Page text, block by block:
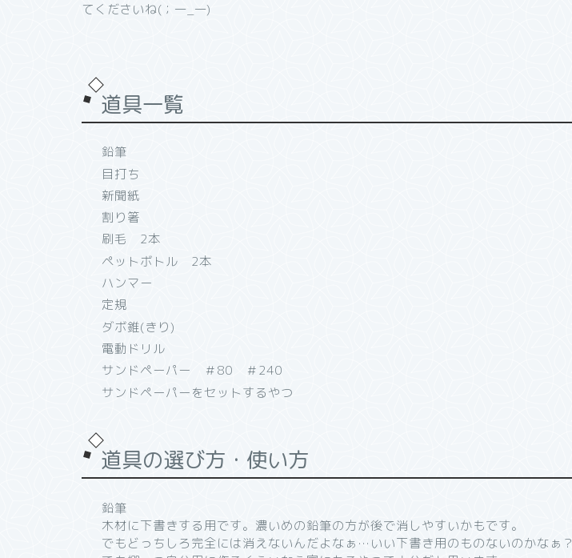
てくださいね(；一_一)
道具一覧
鉛筆
目打ち
新聞紙
割り箸
刷毛 2本
ペットボトル 2本
ハンマー
定規
ダボ錐(きり)
電動ドリル
サンドペーパー ＃80 ＃240
サンドペーパーをセットするやつ
道具の選び方・使い方
鉛筆
木材に下書きする用です。濃いめの鉛筆の方が後で消しやすいかもです。
でもどっちしろ完全には消えないんだよなぁ…いい下書き用のものないのかなぁ？